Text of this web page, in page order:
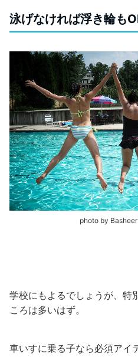
泳げなければ浮き輪も
photo by
学校にもよるでしょうが、特
ころは多いはず。
車いすに乗る子なら必須アイ